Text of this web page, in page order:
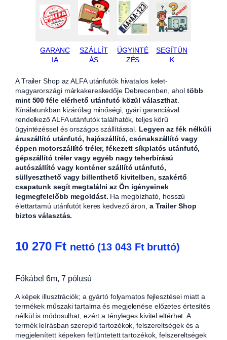
GARANC
IA
SZÁLLÍT
ÁS
ÜGYINTÉ
ZÉS
SEGÍTÜN
K
A Trailer Shop az ALFA utánfutók hivatalos kelet-
magyarországi márkakereskedője Debrecenben, aholtöbb
mint 500 féle elérhető utánfutó közül választhat
Kínálatunkban kizárólag minőségi, gyári garanciával
rendelkező ALFA utánfutók találhatók, teljes körű
ügyintézéssel és országos szállítással. Legyen az fék nélküli
áruszállító utánfutó, hajószállító, csónakszállító vagy
éppen motorszállító tréler, fékezett síkplatós utánfutó,
gépszállító tréler vagy egyéb nagy teherbírású
autószállító vagy konténer szállító utánfutó,
süllyeszthető vagy billenthető kivitelben, szakértő
csapatunk segít megtalálni az Ön igényeinek
legmegfelelőbb megoldást. Ha megbízható, hosszú
élettartamú utánfutót keres kedvező áron, a Trailer Shop
biztos választás.
10 270 Ft nettó (13 043 Ftbruttó)
Főkábel 6m, 7 pólusú
A képek illusztrációk; a gyártó folyamatos fejlesztései miatt a
termékek műszaki tartalma és megjelenése előzetes értesítés
nélkül is módosulhat, ezért a tényleges kivitel eltérhet. A
termék leírásban szereplő tartozékok, felszereltségek és a
megjelenített képeken feltüntetett tartozékok, felszereltségek